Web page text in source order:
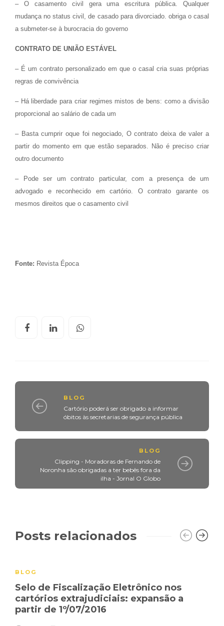
– O casamento civil gera uma escritura pública. Qualquer
mudança no status civil, de casado para divorciado. obriga o casal
a submeter-se à burocracia do governo
CONTRATO DE UNIÃO ESTÁVEL
– É um contrato personalizado em que o casal cria suas próprias
regras de convivência
– Há liberdade para criar regimes mistos de bens: como a divisão
proporcional ao salário de cada um
– Basta cumprir oque foi negociado, O contrato deixa de valer a
partir do momento em que estão separados. Não é preciso criar
outro documento
– Pode ser um contrato particular, com a presença de um
advogado e reconhecido em cartório. O contrato garante os
mesmos direitos que o casamento civil
Fonte: Revista Época
BLOG
Cartório poderá ser obrigado a informar
óbitos às secretarias de segurança pública
BLOG
Clipping - Moradoras de Fernando de
Noronha são obrigadas a ter bebês fora da
ilha - Jornal O Globo
Posts relacionados
BLOG
Selo de Fiscalização Eletrônico nos
cartórios extrajudiciais: expansão a
partir de 1º/07/2016